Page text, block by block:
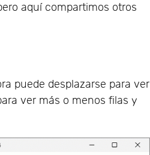
aquí compartimos otros
puede desplazarse para ver
ver más o menos filas y